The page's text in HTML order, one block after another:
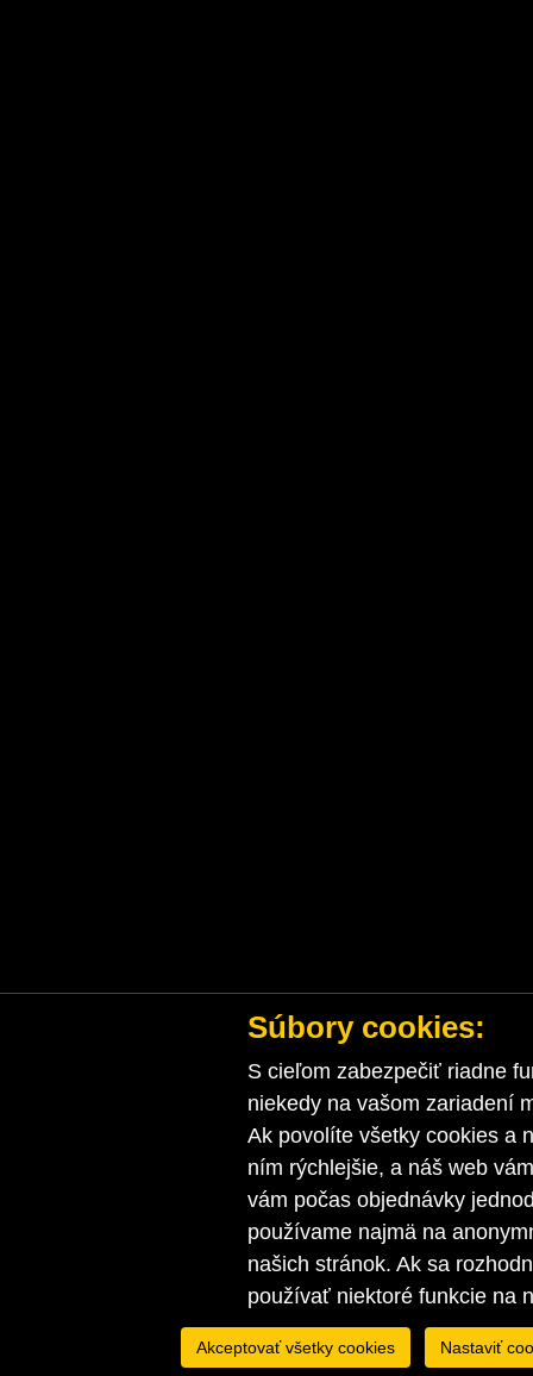
Súbory cookies:
S cieľom zabezpečiť riadne
niekedy na vašom zariadení
Ak povolíte všetky cookies a
ním rýchlejšie, a náš web
vám počas objednávky
používame najmä na
našich stránok. Ak sa
používať niektoré funkcie na
Akceptovať všetky cookies Nastaviť